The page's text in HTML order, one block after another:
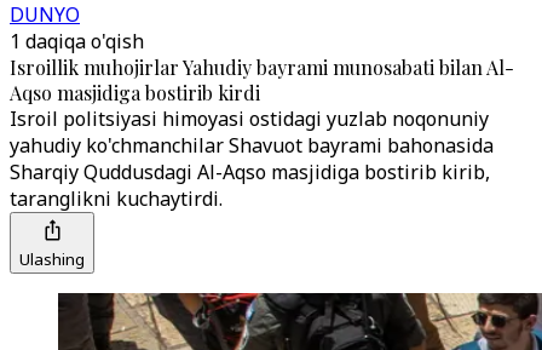
DUNYO
1 daqiqa o'qish
Isroillik muhojirlar Yahudiy bayrami munosabati bilan Al-
Aqso masjidiga bostirib kirdi
Isroil politsiyasi himoyasi ostidagi yuzlab noqonuniy
yahudiy ko'chmanchilar Shavuot bayrami bahonasida
Sharqiy Quddusdagi Al-Aqso masjidiga bostirib kirib,
taranglikni kuchaytirdi.
Ulashing